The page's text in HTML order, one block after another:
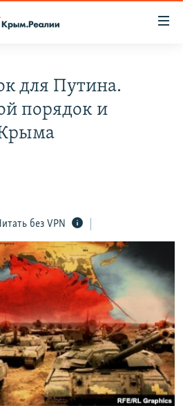
11 ИСТОРИЙ СОПРОТИВЛЕНИЯ
КРЫМА
для Путина.
порядок и
без VPN